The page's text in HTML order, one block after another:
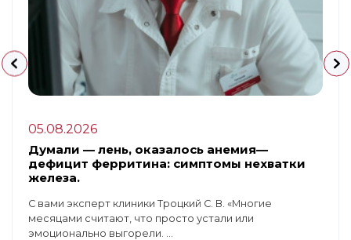
05.08.2026
Думали — лень, оказалось анемия—
дефицит ферритина: симптомы нехватки
железа.
С вами эксперт клиники Троцкий С. В. «Многие
месяцами считают, что просто устали или
эмоционально выгорели. ...